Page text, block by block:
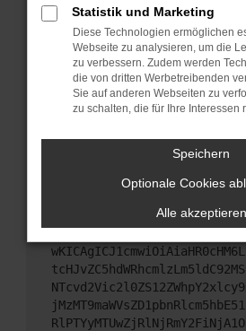
Sicherheitsrisiko, sondern
dass bestimmte Funktionen
unterstützt werden.
Wende dich an den
Wenn du alle oben
hast, kontaktiere uns bitte. Wir
das Problem zu beheben. Du
Text schicken, um uns bei der
unterstützen:
Statistik und Marketing
Diese Technologien ermöglichen
Webseite zu analysieren, um die
zu verbessern. Zudem werden
die von dritten Werbetreibenden
Sie auf anderen Webseiten zu
zu schalten, die für Ihre Interessen
Speichern
Optionale Cookies
Alle akzeptieren